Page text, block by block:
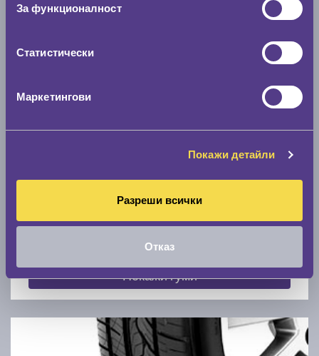
За функционалност
Статистически
Маркетингови
Покажи детайли
Разреши всички
Отказ
Скоростомер при 100
По марка автомобил
Покажи гуми